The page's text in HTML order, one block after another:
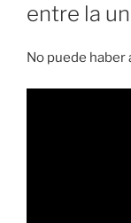
entre la
No puede haber